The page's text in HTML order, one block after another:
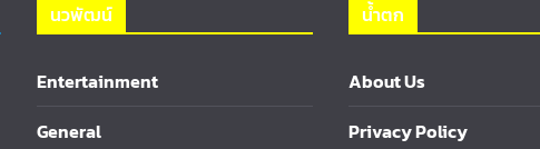
นวพัฒน์
Entertainment
General
น้ำตก
About Us
Privacy Policy